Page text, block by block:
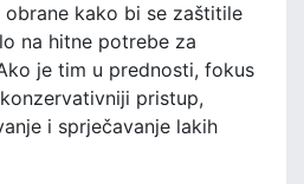
kako bi se zaštitile
na hitne potrebe za
je tim u prednosti, fokus
pristup,
i sprječavanje lakih